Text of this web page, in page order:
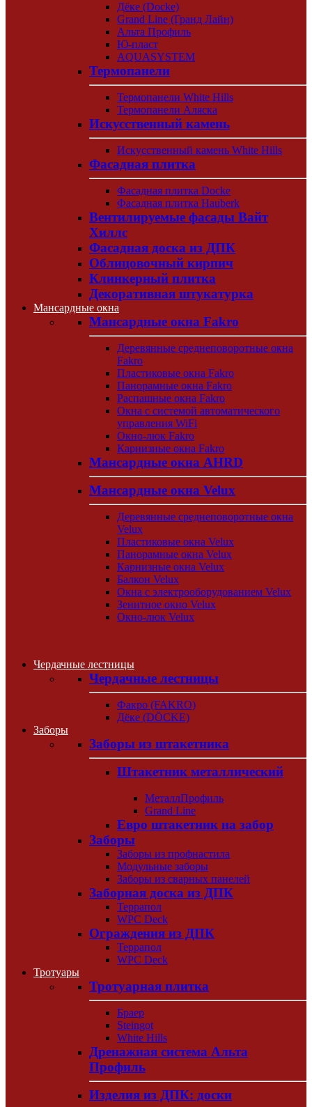
Дёке (Docke)
Grand Line (Гранд Лайн)
Альта Профиль
Ю-пласт
AQUASYSTEM
Термопанели
Термопанели White Hills
Термопанели Аляска
Искусственный камень
Искусственный камень White Hills
Фасадная плитка
Фасадная плитка Docke
Фасадная плитка Hauberk
Вентилируемые фасады Вайт
Хиллс
Фасадная доска из ДПК
Облицовочный кирпич
Клинкерный плитка
Декоративная штукатурка
Мансардные окна
Мансардные окна Fakro
Деревянные среднеповоротные окна
Fakro
Пластиковые окна Fakro
Панорамные окна Fakro
Распашные окна Fakro
Окна с системой автоматического
управления WiFi
Окно-люк Fakro
Карнизные окна Fakro
Мансардные окна AHRD
Мансардные окна Velux
Деревянные среднеповоротные окна
Velux
Пластиковые окна Velux
Панорамные окна Velux
Карнизные окна Velux
Балкон Velux
Окна с электрооборудованием Velux
Зенитное окно Velux
Окно-люк Velux
Чердачные лестницы
Чердачные лестницы
Факро (FAKRO)
Дёке (DÖCKE)
Заборы
Заборы из штакетника
Штакетник металлический
МеталлПрофиль
Grand Line
Евро штакетник на забор
Заборы
Заборы из профнастила
Модульные заборы
Заборы из сварных панелей
Заборная доска из ДПК
Террапол
WPC Deck
Ограждения из ДПК
Террапол
WPC Deck
Тротуары
Тротуарная плитка
Браер
Steingot
White Hills
Дренажная система Альта
Профиль
Изделия из ДПК: доски